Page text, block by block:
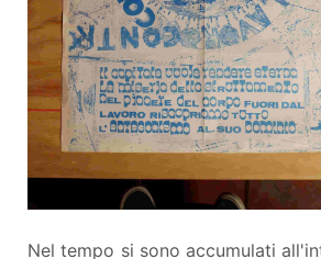
Nel tempo si sono accumulati